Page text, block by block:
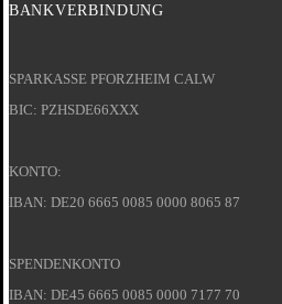
BANKVERBINDUNG
SPARKASSE PFORZHEIM CALW
BIC: PZHSDE66XXX
KONTO:
IBAN: DE20 6665 0085 0000 8065 87
SPENDENKONTO
IBAN: DE45 6665 0085 0000 7177 70